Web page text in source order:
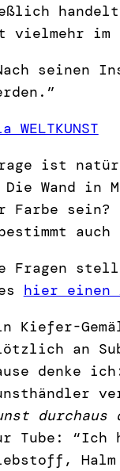
vielmehr
seinen
WELTKUNST
ist
Wand in
Farbe sein?
Fragen
hier einen
Kiefer-
an
denke
durchaus
Tube: “Ich